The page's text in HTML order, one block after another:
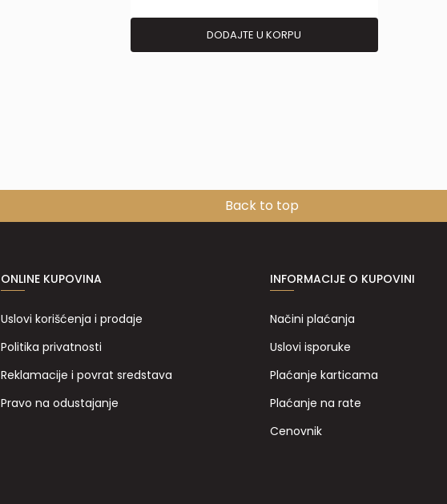
DODAJTE U KORPU
Back to top
ONLINE KUPOVINA
Uslovi korišćenja i prodaje
Politika privatnosti
Reklamacije i povrat sredstava
Pravo na odustajanje
INFORMACIJE O KUPOVINI
Načini plaćanja
Uslovi isporuke
Plaćanje karticama
Plaćanje na rate
Cenovnik